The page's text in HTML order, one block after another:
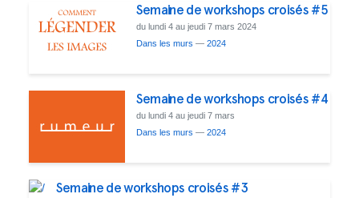
Semaine de workshops croisés #5
du lundi 4 au jeudi 7 mars 2024
Dans les murs — 2024
Semaine de workshops croisés #4
du lundi 4 au jeudi 7 mars
Dans les murs — 2024
Semaine de workshops croisés #3